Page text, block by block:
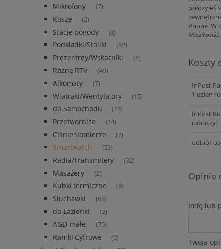
Mikrofony (7)
Kosze (2)
Stacje pogody (3)
Podkładki/Stoliki (32)
Prezentrey/Wskaźniki (4)
Różne RTV (49)
Alkomaty (7)
Wiatraki/Wentylatory (15)
do Samochodu (23)
Przetwornice (14)
Ciśnieniomierze (7)
Smartwatch (53)
Radia/Transmitery (32)
Masażery (2)
Kubki termiczne (6)
Słuchawki (63)
do Łazienki (2)
AGD-małe (75)
Ramki Cyfrowe (0)
Phone. W
Możliwość
Koszty
InPost
1 dzień
InPost
roboczy)
odbiór
Opinie
Imię lub
Twoja